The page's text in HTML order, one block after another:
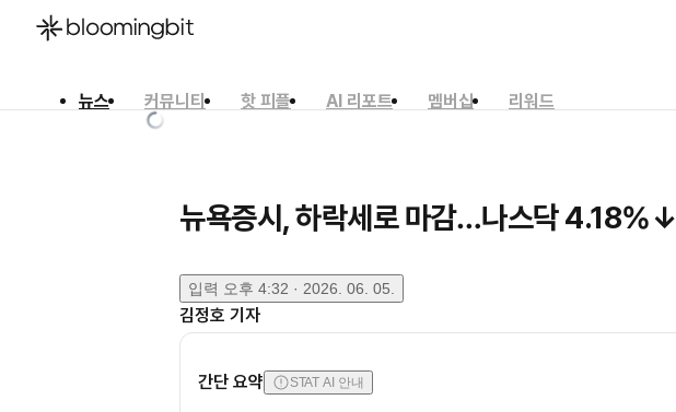
뉴스 커뮤니티 핫 피플 AI 리포트 멤버십
리워드
뉴욕증시, 하락세로 마감…나스닥 4.18%↓
입력 오후 4:32 · 2026. 06. 05.
김정호 기자
간단 요약 STAT AI 안내